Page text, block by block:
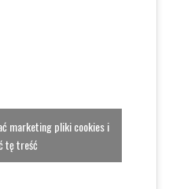
marketing pliki cookies i
tę treść